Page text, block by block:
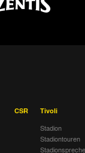
CSR
Tivoli
Stadion
Stadiontouren